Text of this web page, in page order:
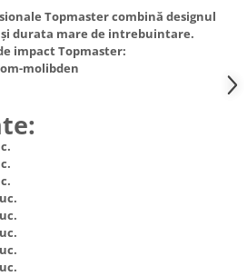
transport
Topmaster combină designul
durata mare de intrebuintare.
impact Topmaster:
molibden